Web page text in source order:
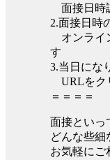
面接日時
2.面接日時
オンライ
す
3.当日にな
URLをク
＝＝＝＝
面接といっ
どんな些細
お気軽にご